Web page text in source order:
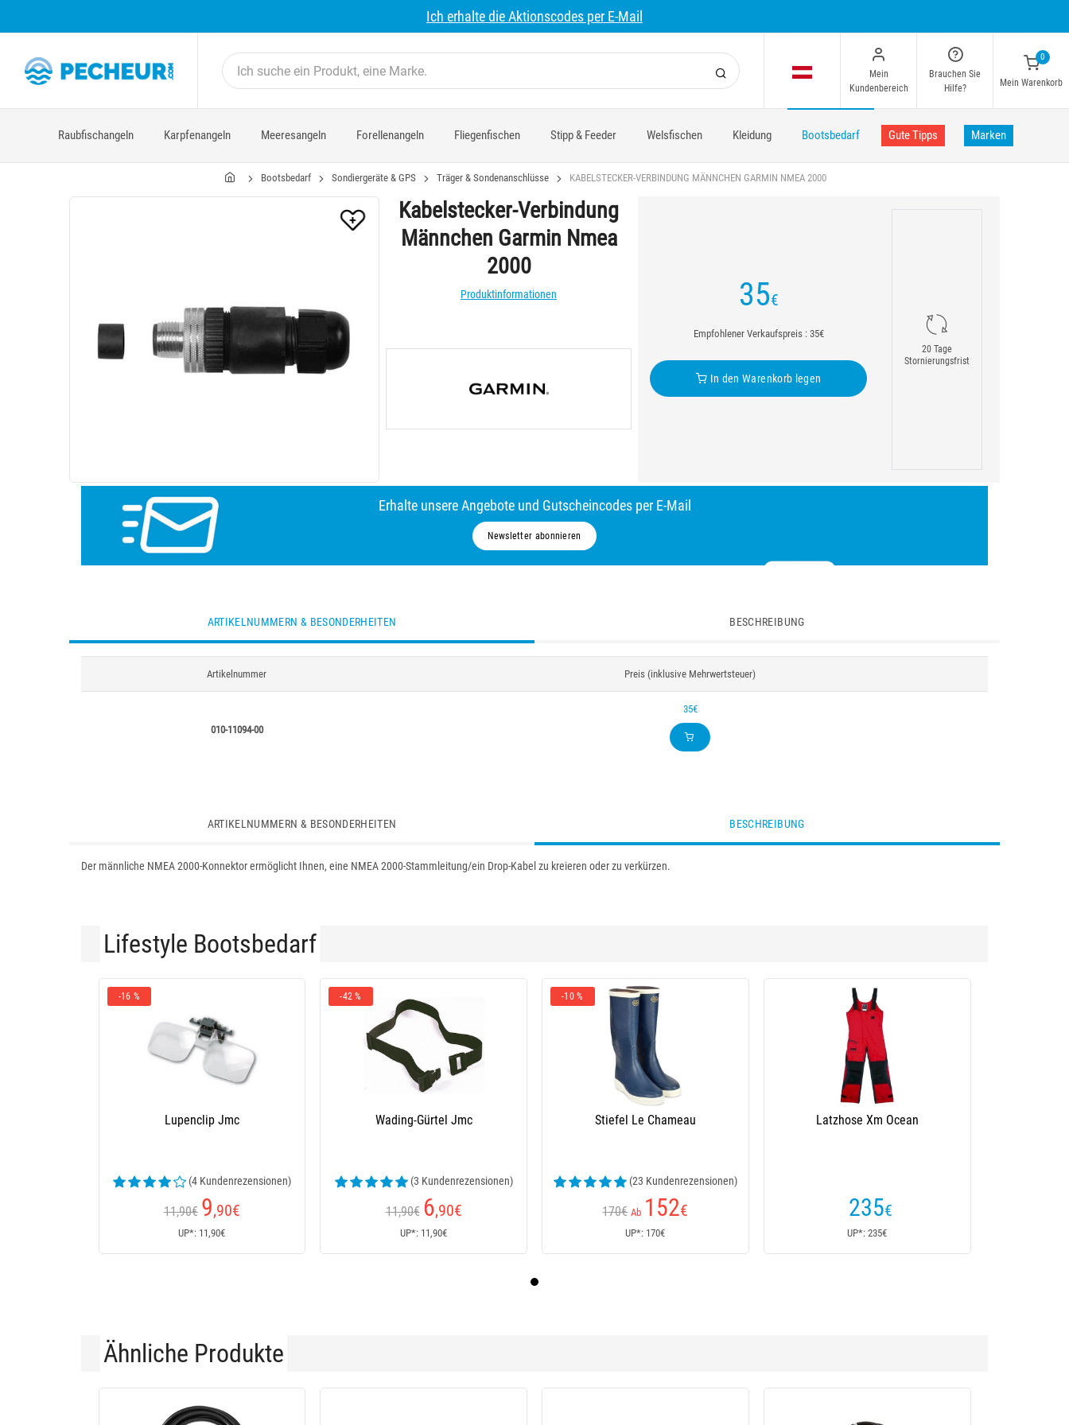
Ich erhalte die Aktionscodes per E-Mail
Mein
Kundenbereich
Brauchen Sie
Hilfe?
0
Mein Warenkorb
Raubfischangeln Karpfenangeln Meeresangeln Forellenangeln Fliegenfischen Stipp & Feeder Welsfischen Kleidung Bootsbedarf Gute Tipps Marken
Bootsbedarf Sondiergeräte & GPS Träger & Sondenanschlüsse KABELSTECKER-VERBINDUNG MÄNNCHEN GARMIN NMEA 2000
Kabelstecker-Verbindung
Männchen Garmin Nmea
2000
Produktinformationen 35€
Empfohlener Verkaufspreis : 35€
In den Warenkorb legen
20 Tage
Stornierungsfrist
Erhalte unsere Angebote und Gutscheincodes per E-Mail
Newsletter abonnieren
ARTIKELNUMMERN & BESONDERHEITEN BESCHREIBUNG
Artikelnummer Preis (inklusive Mehrwertsteuer)
010-11094-00
35€
ARTIKELNUMMERN & BESONDERHEITEN BESCHREIBUNG
Der männliche NMEA 2000-Konnektor ermöglicht Ihnen, eine NMEA 2000-Stammleitung/ein Drop-Kabel zu kreieren oder zu verkürzen.
Lifestyle Bootsbedarf
-16 %
Lupenclip Jmc
(4 Kundenrezensionen)
11,90€ 9,90€
UP*: 11,90€
-42 %
Wading-Gürtel Jmc
(3 Kundenrezensionen)
11,90€ 6,90€
UP*: 11,90€
-10 %
Stiefel Le Chameau
(23 Kundenrezensionen)
170€ Ab 152€
UP*: 170€
Latzhose Xm Ocean
235€
UP*: 235€
Ähnliche Produkte